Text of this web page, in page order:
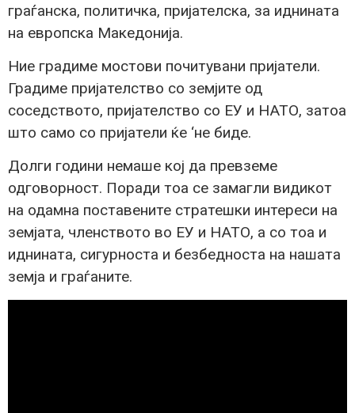
граѓанска, политичка, пријателска, за иднината
на европска Македонија.
Ние градиме мостови почитувани пријатели.
Градиме пријателство со земјите од
соседството, пријателство со ЕУ и НАТО, затоа
што само со пријатели ќе ‘не биде.
Долги години немаше кој да превземе
одговорност. Поради тоа се замагли видикот
на одамна поставените стратешки интереси на
земјата, членството во ЕУ и НАТО, а со тоа и
иднината, сигурноста и безбедноста на нашата
земја и граѓаните.